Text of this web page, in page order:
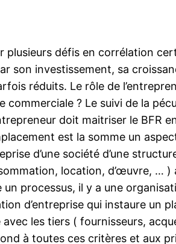
défis en corrélation
son investissement, sa
réduits. Le rôle de
? Le suivi de la
doit maitriser le BFR
est la somme un
d’une société d’une
location, d’œuvre, …
processus, il y a une
d’entreprise qui instaure un
les tiers ( fournisseurs,
à toutes ces critères et aux